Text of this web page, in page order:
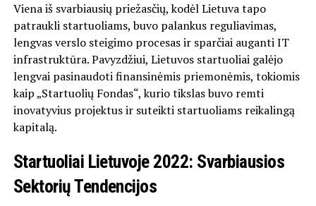
Viena iš svarbiausių priežasčių, kodėl Lietuva tapo
patraukli startuoliams, buvo palankus reguliavimas,
lengvas verslo steigimo procesas ir sparčiai auganti IT
infrastruktūra. Pavyzdžiui, Lietuvos startuoliai galėjo
lengvai pasinaudoti finansinėmis priemonėmis, tokiomis
kaip „Startuolių Fondas“, kurio tikslas buvo remti
inovatyvius projektus ir suteikti startuoliams reikalingą
kapitalą.
Startuoliai Lietuvoje 2022: Svarbiausios
Sektorių Tendencijos